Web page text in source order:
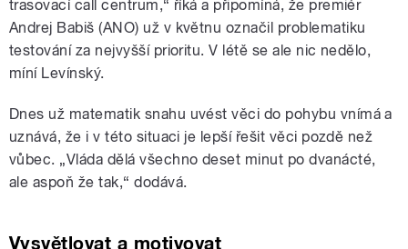
trasovací call centrum,“ říká a připomíná, že premiér
Andrej Babiš (ANO) už v květnu označil problematiku
testování za nejvyšší prioritu. V létě se ale nic nedělo,
míní Levínský.
Dnes už matematik snahu uvést věci do pohybu vnímá a
uznává, že i v této situaci je lepší řešit věci pozdě než
vůbec. „Vláda dělá všechno deset minut po dvanácté,
ale aspoň že tak,“ dodává.
Vysvětlovat a motivovat